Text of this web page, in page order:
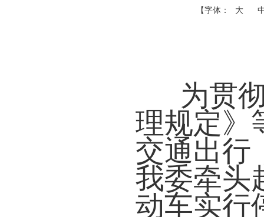
【字体： 大
为贯
理规定》
交通出行
我委牵头
动车实行